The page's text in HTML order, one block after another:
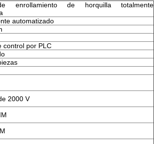
enrollamiento de horquilla totalmente
automatizado
control por PLC
2000 V